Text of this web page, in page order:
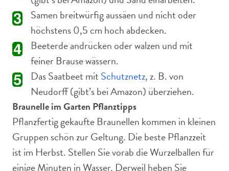
Samen breitwürfig aussäen und nicht oder
höchstens 0,5 cm hoch abdecken.
Beeterde andrücken oder walzen und mit
feiner Brause wässern.
Das Saatbeet mit Schutznetz, z. B. von
Neudorff (gibt’s bei Amazon) überziehen.
Braunelle im Garten Pflanztipps
Pflanzfertig gekaufte Braunellen kommen in kleinen
Gruppen schön zur Geltung. Die beste Pflanzzeit
ist im Herbst. Stellen Sie vorab die Wurzelballen für
einige Minuten in Wasser. Derweil heben Sie